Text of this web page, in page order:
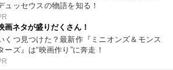
ュッセウスの物語を知る！
画ネタが盛りだくさん！
くつ見つけた？最新作『ミニオンズ＆モンス
ーズ』は“映画作り”に奔走！